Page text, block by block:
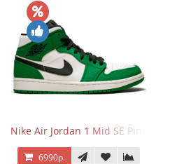
Nike Air Jordan 1 Mid SE Pine Green
6990р.